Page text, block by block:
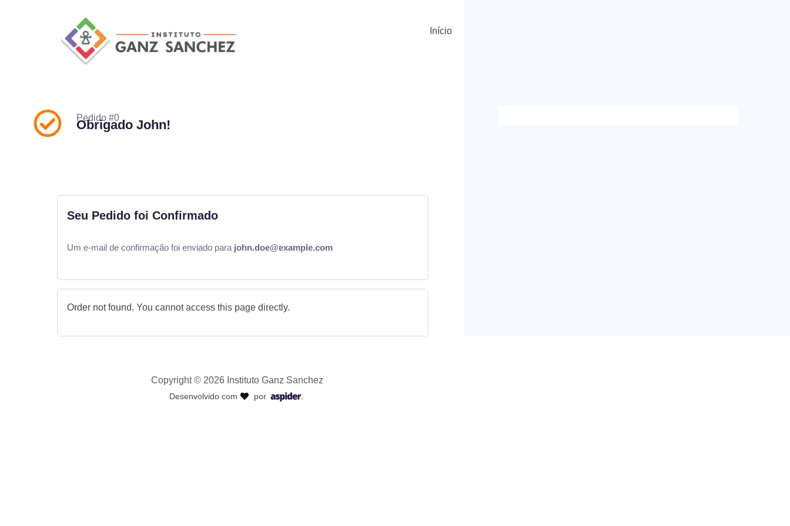
Início
Pedido #0
Obrigado John!
Seu Pedido foi Confirmado
Um e-mail de confirmação foi enviado para john.doe@example.com
Order not found. You cannot access this page directly.
Copyright © 2026 Instituto Ganz Sanchez
Desenvolvido com por